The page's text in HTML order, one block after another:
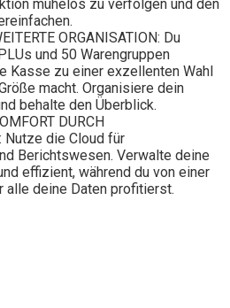
mühelos zu verfolgen und den
ORGANISATION: Du
und 50 Warengruppen
Kasse zu einer exzellenten Wahl
macht. Organisiere dein
behalte den Überblick.
DURCH
Nutze die Cloud für
Berichtswesen. Verwalte deine
effizient, während du von einer
alle deine Daten profitierst.